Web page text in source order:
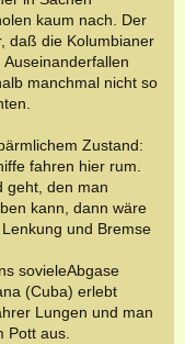
kaum nach. Der
daß die Kolumbianer
manchmal nicht so
Zustand:
fahren hier rum.
geht, den man
kann, dann wäre
und Bremse
sovieleAbgase
(Cuba) erlebt
Lungen und man
Pott aus.